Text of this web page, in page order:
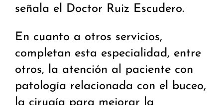
señala el Doctor Ruiz Escudero.
En cuanto a otros servicios,
completan esta especialidad, entre
otros, la atención al paciente con
patología relacionada con el buceo,
la cirugía para mejorar la